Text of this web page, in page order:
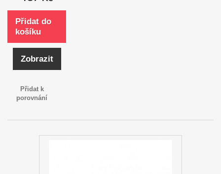
Přidat do
košíku
Zobrazit
Přidat k
porovnání